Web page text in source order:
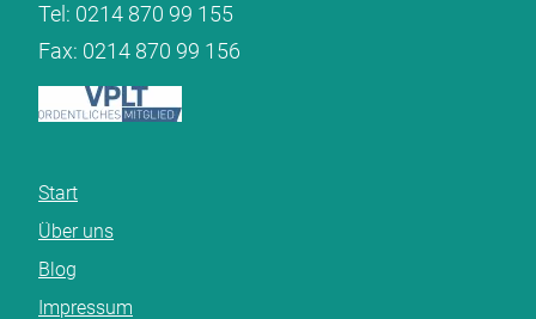
Tel: 0214 870 99 155
Fax: 0214 870 99 156
Navigation
überspringen
Start
Über uns
Blog
Impressum